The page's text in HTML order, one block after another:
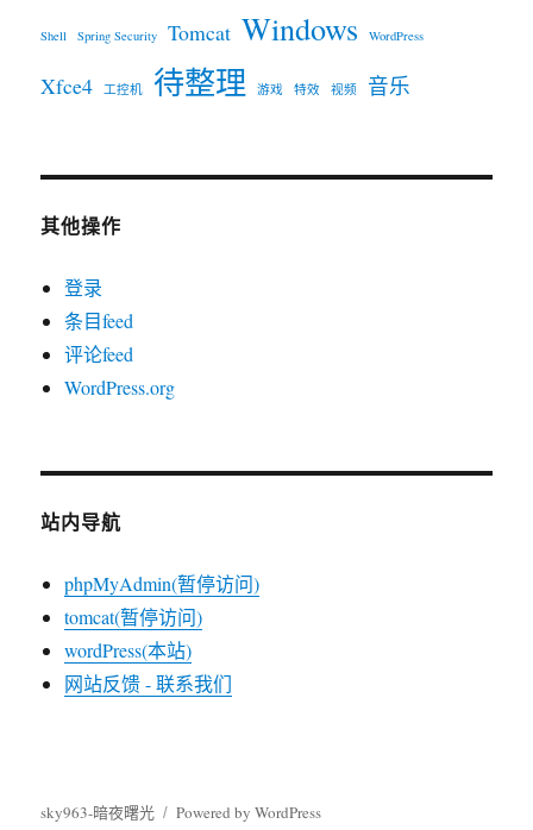
Shell Spring Security Tomcat Windows WordPress
Xfce4 工控机 待整理 游戏 特效 视频 音乐
其他操作
登录
条目feed
评论feed
WordPress.org
站内导航
phpMyAdmin(暂停访问)
tomcat(暂停访问)
wordPress(本站)
网站反馈 - 联系我们
sky963-暗夜曙光
Powered by WordPress